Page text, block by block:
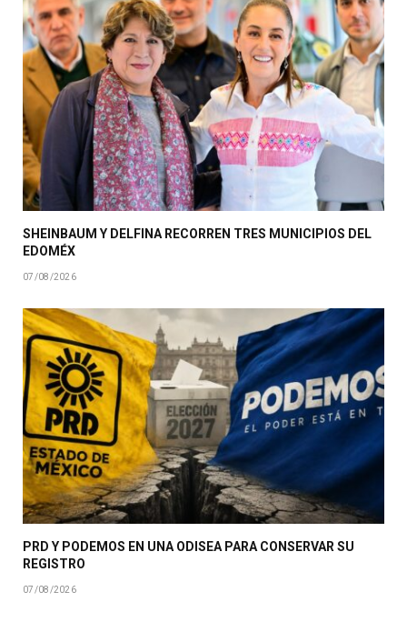
SHEINBAUM Y DELFINA RECORREN TRES MUNICIPIOS DEL
EDOMÉX
07/08/2026
PRD Y PODEMOS EN UNA ODISEA PARA CONSERVAR SU
REGISTRO
07/08/2026